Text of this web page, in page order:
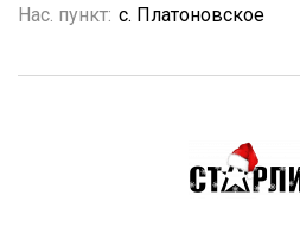
Нас. пункт: с. Платоновское